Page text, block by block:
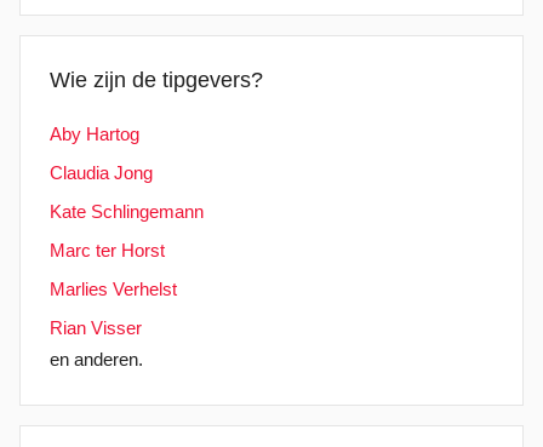
Wie zijn de tipgevers?
Aby Hartog
Claudia Jong
Kate Schlingemann
Marc ter Horst
Marlies Verhelst
Rian Visser
en anderen.